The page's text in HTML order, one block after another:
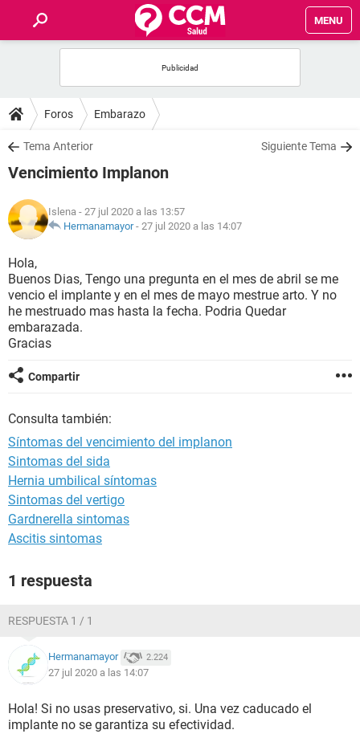
MENU
FOROS
SALUD
NUTRICIÓN
BIENESTAR
SEXUALIDAD
GLOSARIO
Foros Embarazo
Tema Anterior Siguiente Tema
Vencimiento Implanon
Islena - 27 jul 2020 a las 13:57
Hermanamayor- 27 jul 2020 a las 14:07
Hola,
Buenos Dias, Tengo una pregunta en el mes de abril se me
vencio el implante y en el mes de mayo mestrue arto. Y no
he mestruado mas hasta la fecha. Podria Quedar
embarazada.
Gracias
Compartir
Consulta también:
Síntomas del vencimiento del implanon
Sintomas del sida
Hernia umbilical síntomas
Sintomas del vertigo
Gardnerella sintomas
Ascitis sintomas
1 respuesta
RESPUESTA 1 / 1
Hermanamayor 2.224
27 jul 2020 a las 14:07
Hola! Si no usas preservativo, si. Una vez caducado el
implante no se garantiza su efectividad.